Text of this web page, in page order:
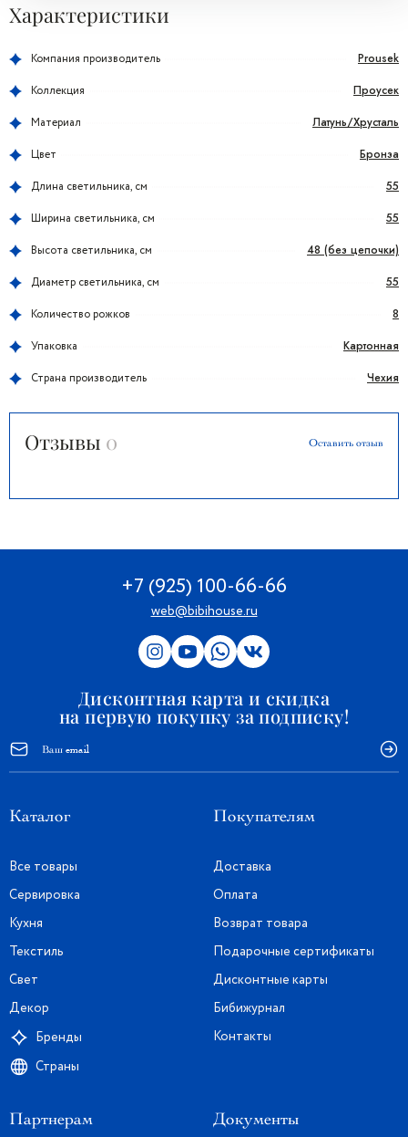
Характеристики
Компания производитель Prousek
Коллекция Проусек
Материал Латунь/Хрусталь
Цвет Бронза
Длина светильника, см 55
Ширина светильника, см 55
Высота светильника, см 48 (без цепочки)
Диаметр светильника, см 55
Количество рожков 8
Упаковка Картонная
Страна производитель Чехия
Отзывы 0 Оставить отзыв
+7 (925) 100-66-66
web@bibihouse.ru
Дисконтная карта и скидка
на первую покупку за подписку!
Каталог
Все товары
Сервировка
Кухня
Текстиль
Свет
Декор
Бренды
Страны
Покупателям
Доставка
Оплата
Возврат товара
Подарочные сертификаты
Дисконтные карты
Бибижурнал
Контакты
Партнерам Документы